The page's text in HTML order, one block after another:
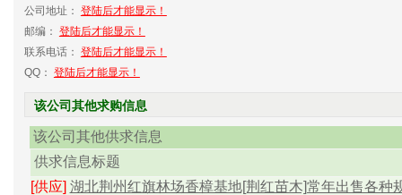
公司地址： 登陆后才能显示！
邮编： 登陆后才能显示！
联系电话： 登陆后才能显示！
QQ： 登陆后才能显示！
该公司其他求购信息
该公司其他供求信息
供求信息标题
[供应] 湖北荆州红旗林场香樟基地[荆红苗木]常年出售各种